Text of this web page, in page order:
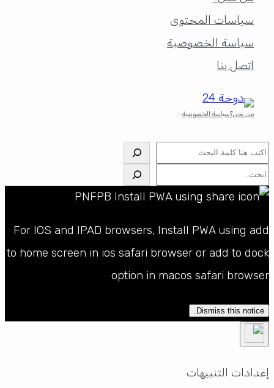
سياسات المحتوى
سياسة الخصوصية
اتصل بنا
من نحن؟سياسة الخصوصية
البحث
البحث
For IOS and IPAD browsers, Install PWA using add
to home screen in ios safari browser or add to dock
option in macos safari browser
Dismiss this notice.
إعدادات التنبيهات